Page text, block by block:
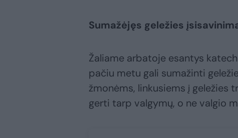
Sumažėjęs geležies
Žaliame arbatoje esantys
pačiu metu gali sumažinti
žmonėms, linkusiems į geležies
gerti tarp valgymų, o ne valgio